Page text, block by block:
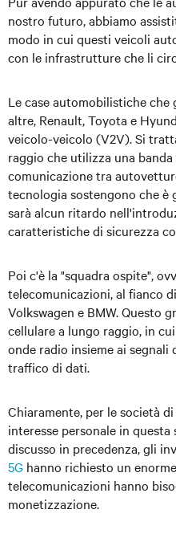
nostro futuro, abbiamo
modo in cui questi veicoli
con le infrastrutture che li
Le case automobilistiche che
altre, Renault, Toyota e
veicolo-veicolo (V2V). Si
raggio che utilizza una
comunicazione tra
tecnologia sostengono che è
sarà alcun ritardo
caratteristiche di sicurezza
Poi c'è la "squadra ospite",
telecomunicazioni, al fianco
Volkswagen e BMW. Questo
cellulare a lungo raggio, in
onde radio insieme ai
traffico di dati.
Chiaramente, per le società
interesse personale in
discusso in precedenza, gli
5G hanno richiesto un
telecomunicazioni hanno
monetizzazione.